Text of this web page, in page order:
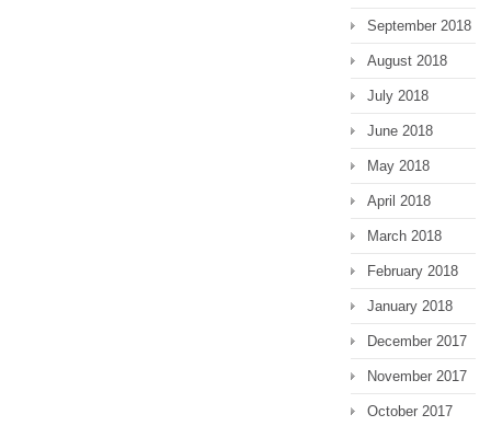
September 2018
August 2018
July 2018
June 2018
May 2018
April 2018
March 2018
February 2018
January 2018
December 2017
November 2017
October 2017